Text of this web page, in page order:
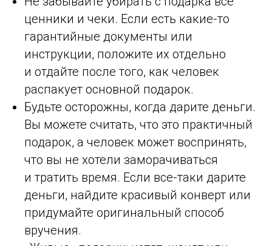
ценники и чеки. Если есть какие-то
гарантийные документы или
инструкции, положите их отдельно
и отдайте после того, как человек
распакует основной подарок.
Будьте осторожны, когда дарите деньги.
Вы можете считать, что это практичный
подарок, а человек может воспринять,
что вы не хотели заморачиваться
и тратить время. Если все-таки дарите
деньги, найдите красивый конверт или
придумайте оригинальный способ
вручения.